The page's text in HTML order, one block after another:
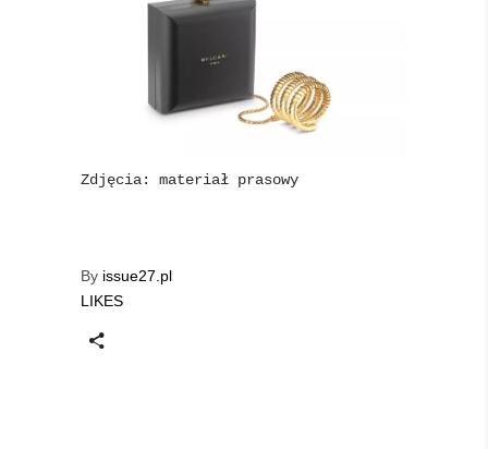
Zdjęcia: materiał prasowy
By issue27.pl
LIKES